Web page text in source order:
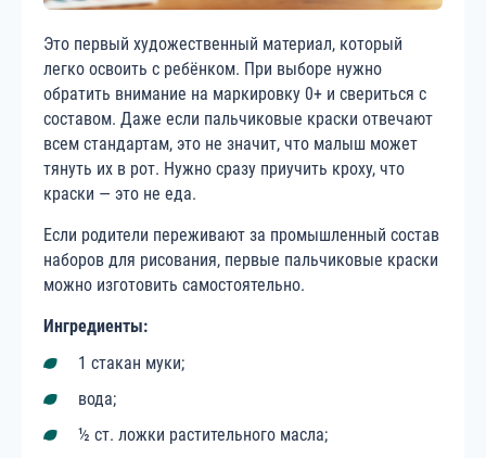
Это первый художественный материал, который
легко освоить с ребёнком. При выборе нужно
обратить внимание на маркировку 0+ и свериться с
составом. Даже если пальчиковые краски отвечают
всем стандартам, это не значит, что малыш может
тянуть их в рот. Нужно сразу приучить кроху, что
краски — это не еда.
Если родители переживают за промышленный состав
наборов для рисования, первые пальчиковые краски
можно изготовить самостоятельно.
Ингредиенты:
1 стакан муки;
вода;
½ ст. ложки растительного масла;